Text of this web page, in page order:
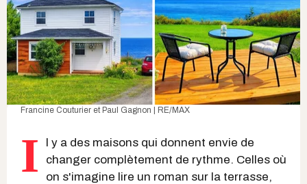
Francine Couturier et Paul Gagnon | RE/MAX
I
l y a des maisons qui donnent envie de
changer complètement de rythme. Celles où
on s'imagine lire un roman sur la terrasse,